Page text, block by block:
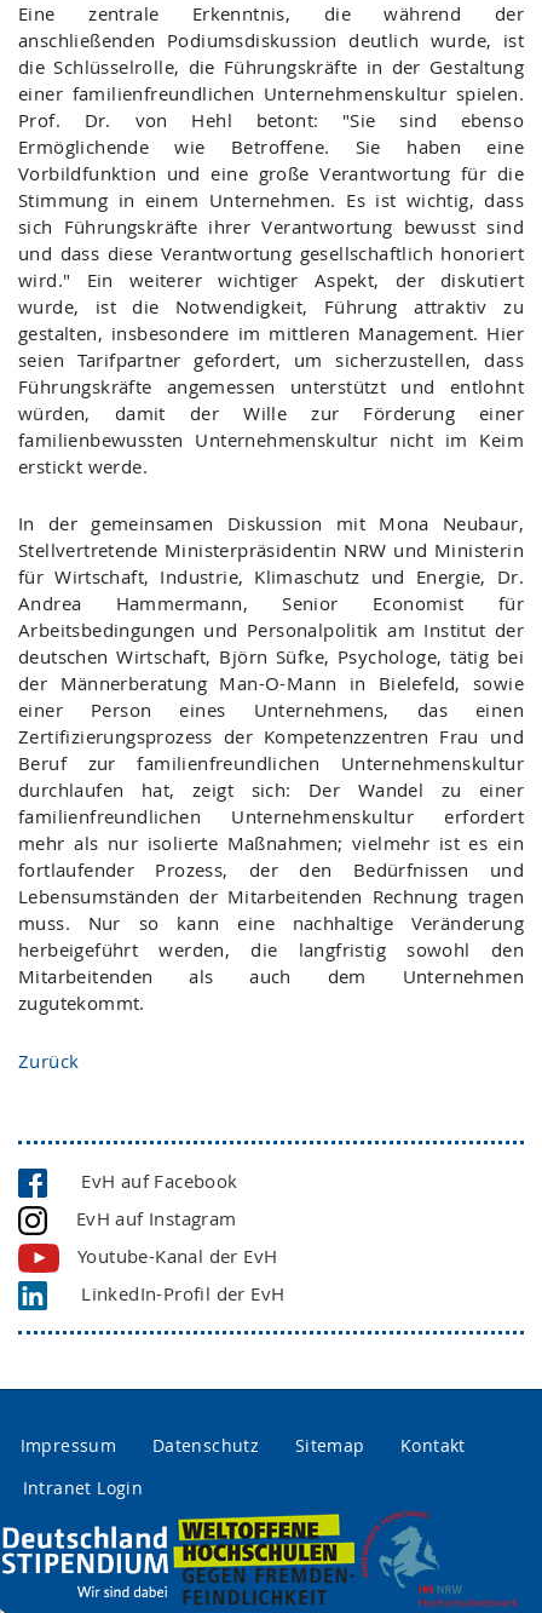
Eine zentrale Erkenntnis, die während der
anschließenden Podiumsdiskussion deutlich wurde, ist
die Schlüsselrolle, die Führungskräfte in der Gestaltung
einer familienfreundlichen Unternehmenskultur spielen.
Prof. Dr. von Hehl betont: "Sie sind ebenso
Ermöglichende wie Betroffene. Sie haben eine
Vorbildfunktion und eine große Verantwortung für die
Stimmung in einem Unternehmen. Es ist wichtig, dass
sich Führungskräfte ihrer Verantwortung bewusst sind
und dass diese Verantwortung gesellschaftlich honoriert
wird." Ein weiterer wichtiger Aspekt, der diskutiert
wurde, ist die Notwendigkeit, Führung attraktiv zu
gestalten, insbesondere im mittleren Management. Hier
seien Tarifpartner gefordert, um sicherzustellen, dass
Führungskräfte angemessen unterstützt und entlohnt
würden, damit der Wille zur Förderung einer
familienbewussten Unternehmenskultur nicht im Keim
erstickt werde.
In der gemeinsamen Diskussion mit Mona Neubaur,
Stellvertretende Ministerpräsidentin NRW und Ministerin
für Wirtschaft, Industrie, Klimaschutz und Energie, Dr.
Andrea Hammermann, Senior Economist für
Arbeitsbedingungen und Personalpolitik am Institut der
deutschen Wirtschaft, Björn Süfke, Psychologe, tätig bei
der Männerberatung Man-O-Mann in Bielefeld, sowie
einer Person eines Unternehmens, das einen
Zertifizierungsprozess der Kompetenzzentren Frau und
Beruf zur familienfreundlichen Unternehmenskultur
durchlaufen hat, zeigt sich: Der Wandel zu einer
familienfreundlichen Unternehmenskultur erfordert
mehr als nur isolierte Maßnahmen; vielmehr ist es ein
fortlaufender Prozess, der den Bedürfnissen und
Lebensumständen der Mitarbeitenden Rechnung tragen
muss. Nur so kann eine nachhaltige Veränderung
herbeigeführt werden, die langfristig sowohl den
Mitarbeitenden als auch dem Unternehmen
zugutekommt.
Zurück
EvH auf Facebook
EvH auf Instagram
Youtube-Kanal der EvH
LinkedIn-Profil der EvH
Impressum Datenschutz Sitemap
Kontakt
Intranet Login